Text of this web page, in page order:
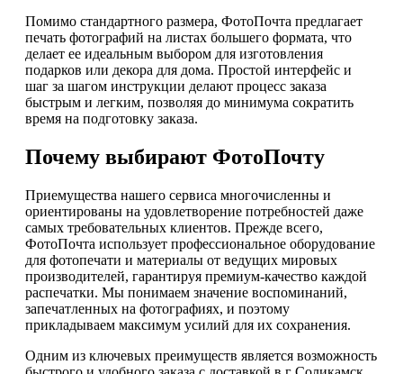
Помимо стандартного размера, ФотоПочта предлагает
печать фотографий на листах большего формата, что
делает ее идеальным выбором для изготовления
подарков или декора для дома. Простой интерфейс и
шаг за шагом инструкции делают процесс заказа
быстрым и легким, позволяя до минимума сократить
время на подготовку заказа.
Почему выбирают ФотоПочту
Приемущества нашего сервиса многочисленны и
ориентированы на удовлетворение потребностей даже
самых требовательных клиентов. Прежде всего,
ФотоПочта использует профессиональное оборудование
для фотопечати и материалы от ведущих мировых
производителей, гарантируя премиум-качество каждой
распечатки. Мы понимаем значение воспоминаний,
запечатленных на фотографиях, и поэтому
прикладываем максимум усилий для их сохранения.
Одним из ключевых преимуществ является возможность